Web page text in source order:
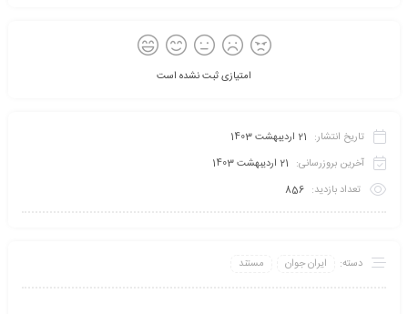
امتیازی ثبت نشده است
تاریخ انتشار: 21 اردیبهشت 1403
آخرین بروزرسانی: 21 اردیبهشت 1403
تعداد بازدید: 856
دسته: ایران جوان مستند